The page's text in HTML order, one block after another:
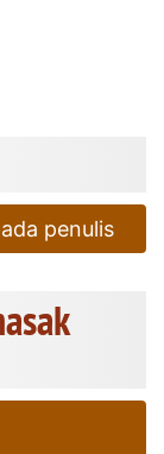
penulis